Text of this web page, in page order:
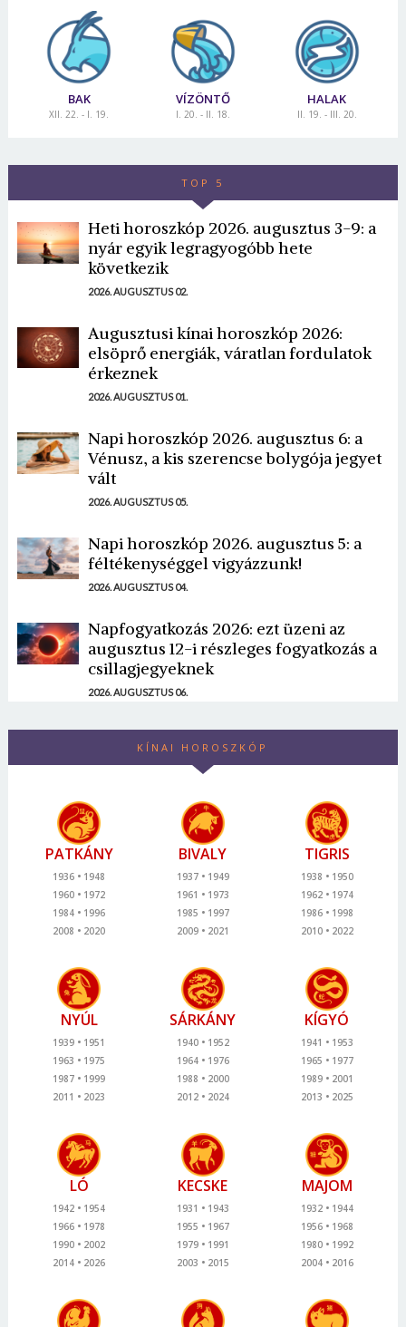
BAK
XII. 22. - I. 19.
VÍZÖNTŐ
I. 20. - II. 18.
HALAK
II. 19. - III. 20.
TOP 5
Heti horoszkóp 2026. augusztus 3-9: a
nyár egyik legragyogóbb hete
következik
2026. AUGUSZTUS 02.
Augusztusi kínai horoszkóp 2026:
elsöprő energiák, váratlan fordulatok
érkeznek
2026. AUGUSZTUS 01.
Napi horoszkóp 2026. augusztus 6: a
Vénusz, a kis szerencse bolygója jegyet
vált
2026. AUGUSZTUS 05.
Napi horoszkóp 2026. augusztus 5: a
féltékenységgel vigyázzunk!
2026. AUGUSZTUS 04.
Napfogyatkozás 2026: ezt üzeni az
augusztus 12-i részleges fogyatkozás a
csillagjegyeknek
2026. AUGUSZTUS 06.
KÍNAI HOROSZKÓP
PATKÁNY
1936
1948
1960
1972
1984
1996
2008
2020
BIVALY
1937
1949
1961
1973
1985
1997
2009
2021
TIGRIS
1938
1950
1962
1974
1986
1998
2010
2022
NYÚL
1939
1951
1963
1975
1987
1999
2011
2023
SÁRKÁNY
1940
1952
1964
1976
1988
2000
2012
2024
KÍGYÓ
1941
1953
1965
1977
1989
2001
2013
2025
LÓ
1942
1954
1966
1978
1990
2002
2014
2026
KECSKE
1931
1943
1955
1967
1979
1991
2003
2015
MAJOM
1932
1944
1956
1968
1980
1992
2004
2016